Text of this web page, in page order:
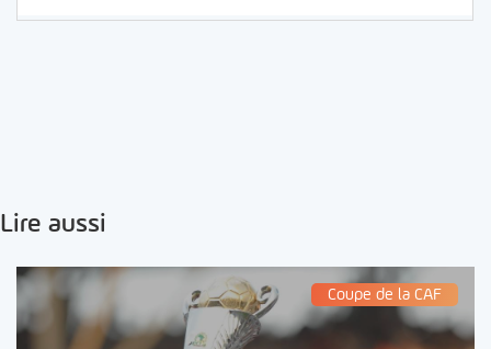
Lire aussi
Coupe de la CAF